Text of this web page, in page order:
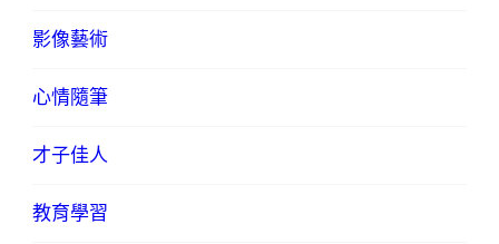
影像藝術
心情隨筆
才子佳人
教育學習